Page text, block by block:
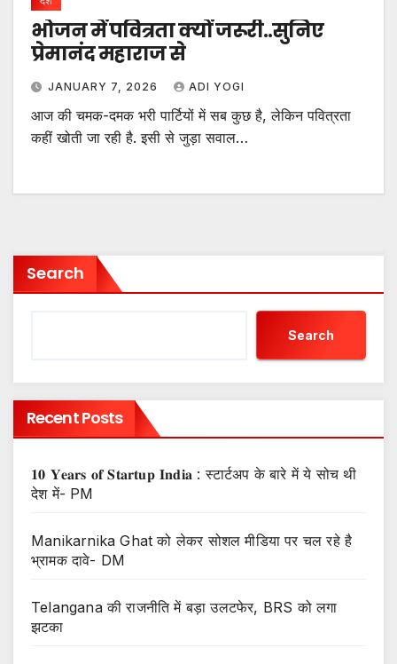
भोजन में पवित्रता क्यों जरूरी..सुनिए
प्रेमानंद महाराज से
JANUARY 7, 2026 ADI YOGI
आज की चमक-दमक भरी पार्टियों में सब कुछ है, लेकिन पवित्रता
कहीं खोती जा रही है. इसी से जुड़ा सवाल…
Search
Search
Recent Posts
𝟏𝟎 𝐘𝐞𝐚𝐫𝐬 𝐨𝐟 𝐒𝐭𝐚𝐫𝐭𝐮𝐩 𝐈𝐧𝐝𝐢𝐚 : स्टार्टअप के बारे में ये सोच थी
देश में- PM
Manikarnika Ghat को लेकर सोशल मीडिया पर चल रहे है
भ्रामक दावे- DM
Telangana की राजनीति में बड़ा उलटफेर, BRS को लगा
झटका